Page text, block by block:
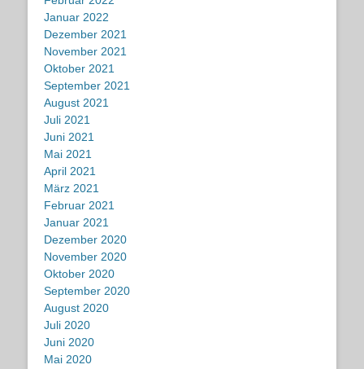
Januar 2022
Dezember 2021
November 2021
Oktober 2021
September 2021
August 2021
Juli 2021
Juni 2021
Mai 2021
April 2021
März 2021
Februar 2021
Januar 2021
Dezember 2020
November 2020
Oktober 2020
September 2020
August 2020
Juli 2020
Juni 2020
Mai 2020